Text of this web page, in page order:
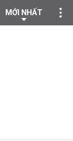
MỚI NHẤT